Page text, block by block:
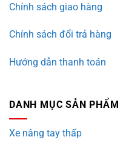
Chính sách giao hàng
Chính sách đổi trả hàng
Hướng dẫn thanh toán
DANH MỤC SẢN PHẨM
Xe nâng tay thấp